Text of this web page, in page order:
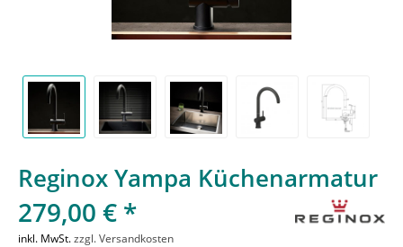
Reginox Yampa Küchenarmatur
279,00 € *
inkl. MwSt.zzgl. Versandkosten